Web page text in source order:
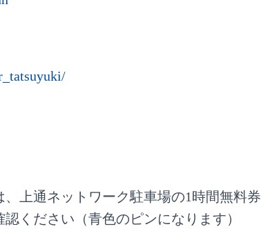
上通ネットワーク駐車場の1時間無料券
ください（青色のピンになります）